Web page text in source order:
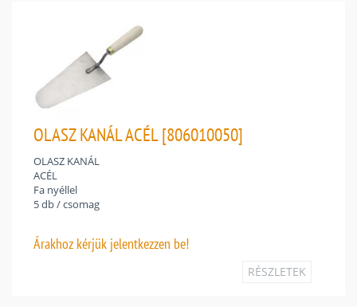
OLASZ KANÁL ACÉL [806010050]
OLASZ KANÁL
ACÉL
Fa nyéllel
5 db / csomag
Árakhoz kérjük jelentkezzen be!
RÉSZLETEK